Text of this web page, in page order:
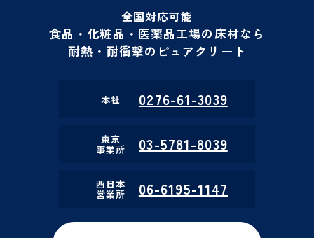
全国対応可能
食品・化粧品・医薬品工場の床材なら
耐熱・耐衝撃のピュアクリート
本社 0276-61-3039
東京
事業所 03-5781-8039
西日本
営業所 06-6195-1147